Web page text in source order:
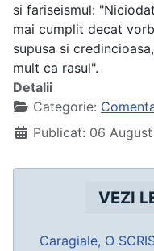
si fariseismul:
mai cumplit decat
supusa si
mult ca rasul".
Detalii
Categorie:
Publicat: 06
VEZI
Caragiale, O